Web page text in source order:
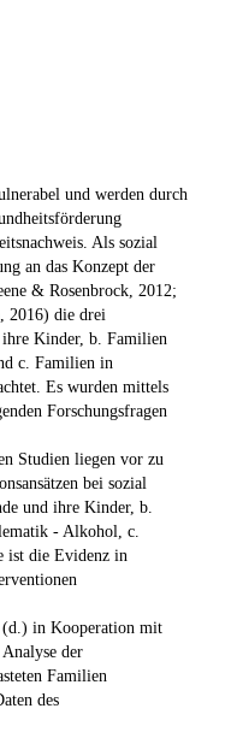
und werden durch
Als sozial
an das Konzept der
& Rosenbrock, 2012;
2016) die drei
ihre Kinder, b. Familien
c. Familien in
Es wurden mittels
Forschungsfragen
Studien liegen vor zu
bei sozial
und ihre Kinder, b.
- Alkohol, c.
ist die Evidenz in
(d.) in Kooperation mit
der
Familien
des